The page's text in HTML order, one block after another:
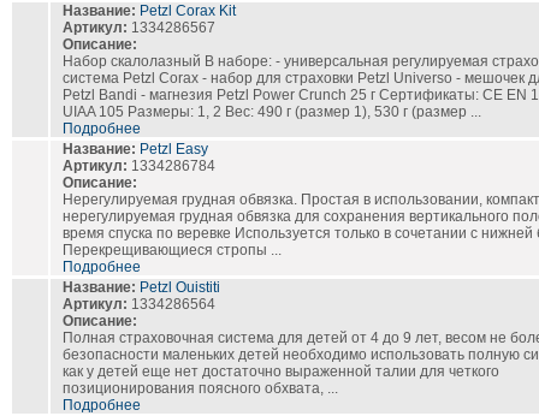
Название: Petzl Corax Kit
Артикул: 1334286567
Описание:
Набор скалолазный В наборе: - универсальная регулируемая
система Petzl Corax - набор для страховки Petzl Universo - мешочек
Petzl Bandi - магнезия Petzl Power Crunch 25 г Сертификаты: CE EN
UIAA 105 Размеры: 1, 2 Вес: 490 г (размер 1), 530 г (размер ...
Подробнее
Название: Petzl Easy
Артикул: 1334286784
Описание:
Нерегулируемая грудная обвязка. Простая в использовании,
нерегулируемая грудная обвязка для сохранения вертикального
время спуска по веревке Используется только в сочетании с нижней
Перекрещивающиеся стропы ...
Подробнее
Название: Petzl Ouistiti
Артикул: 1334286564
Описание:
Полная страховочная система для детей от 4 до 9 лет, весом не
безопасности маленьких детей необходимо использовать полную
как у детей еще нет достаточно выраженной талии для четкого
позиционирования поясного обхвата, ...
Подробнее